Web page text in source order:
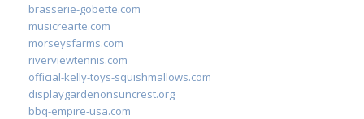
brasserie-gobette.com
musicrearte.com
morseysfarms.com
riverviewtennis.com
official-kelly-toys-squishmallows.com
displaygardenonsuncrest.org
bbq-empire-usa.com